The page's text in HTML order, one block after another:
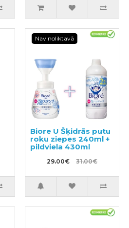
Nav noliktavā
Biore U Šķidrās putu
roku ziepes 240ml +
pildviela 430ml
29.00€ 31.00€